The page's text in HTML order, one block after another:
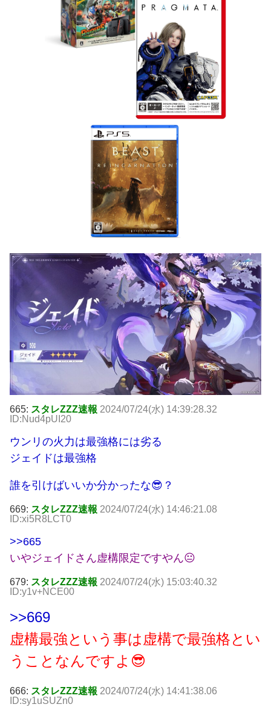
665: スタレZZZ速報 2024/07/24(水) 14:39:28.32
ID:Nud4pUI20
ウンリの火力は最強格には劣る
ジェイドは最強格
誰を引けばいいか分かったな😎？
669: スタレZZZ速報 2024/07/24(水) 14:46:21.08
ID:xi5R8LCT0
>>665
いやジェイドさん虚構限定ですやん😐
679: スタレZZZ速報 2024/07/24(水) 15:03:40.32
ID:y1v+NCE00
>>669
虚構最強という事は虚構で最強格とい
うことなんですよ😎
666: スタレZZZ速報 2024/07/24(水) 14:41:38.06
ID:sy1uSUZn0